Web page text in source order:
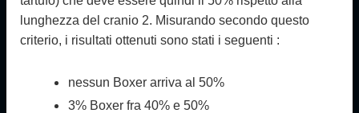
lunghezza del cranio 2. Misurando secondo questo
criterio, i risultati ottenuti sono stati i seguenti :
nessun Boxer arriva al 50%
3% Boxer fra 40% e 50%